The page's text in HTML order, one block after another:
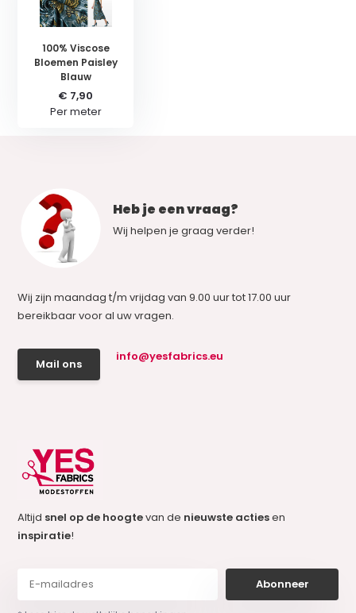
100% Viscose
Bloemen Paisley
Blauw
€ 7,90
Per meter
Heb je een vraag?
Wij helpen je graag verder!
Wij zijn maandag t/m vrijdag van 9.00 uur tot 17.00 uur
bereikbaar voor al uw vragen.
Mail ons
info@yesfabrics.eu
Altijd snel op de hoogtevan de nieuwste actiesen
inspiratie!
Abonneer